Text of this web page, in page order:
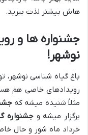
هاش بیشتر لذت ببرید.
جشنواره ها و
نوشهر!
باغ گیاه شناسی
رویدادهای خاصی هم
مثلاً شنیده میشه که
برگزار میشه وجشنواره
خرداد ماه شور و حال